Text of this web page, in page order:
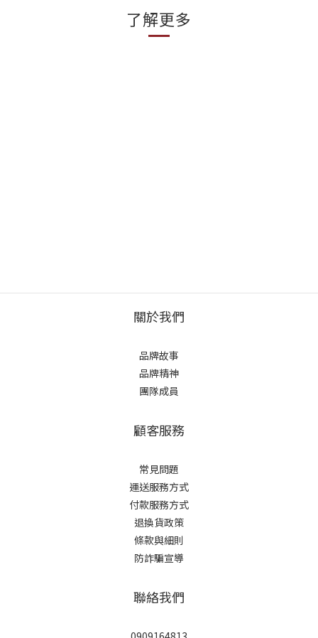
了解更多
關於我們
品牌故事
品牌精神
團隊成員
顧客服務
常見問題
運送服務方式
付款服務方式
退換貨政策
條款與細則
防詐騙宣導
聯絡我們